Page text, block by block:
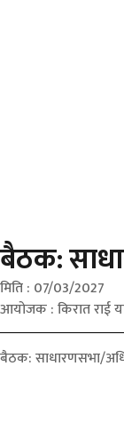
बैठक:
बैठक:
मिति : 07/03/2027
आयोजक : किरात राई
बैठक: साधारणसभा/